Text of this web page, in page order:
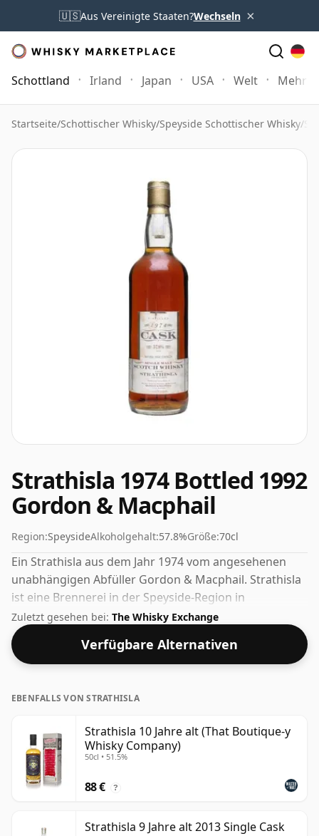
🇺🇸Aus Vereinigte Staaten?Wechseln ×
Schottland Irland Japan USA Welt Mehr
Startseite/Schottischer Whisky/Speyside Schottischer Whisky/
Strathisla 1974 Bottled 1992
Gordon & Macphail
Region:SpeysideAlkoholgehalt:57.8%Größe:70cl
Ein Strathisla aus dem Jahr 1974 vom angesehenen
unabhängigen Abfüller Gordon & Macphail. Strathisla
ist eine Brennerei in der Speyside-Region in
Schottland. Abgefüllt mit einer guten Trinkstärke von
57,8 % wird dieser Whisky in einer 70-cl-Flasche
geliefert.
Zuletzt gesehen bei: The Whisky Exchange
Verfügbare Alternativen
EBENFALLS VON STRATHISLA
Strathisla 10 Jahre alt (That Boutique-y
Whisky Company)
50cl • 51.5%
88 € ?
Strathisla 9 Jahre alt 2013 Single Cask